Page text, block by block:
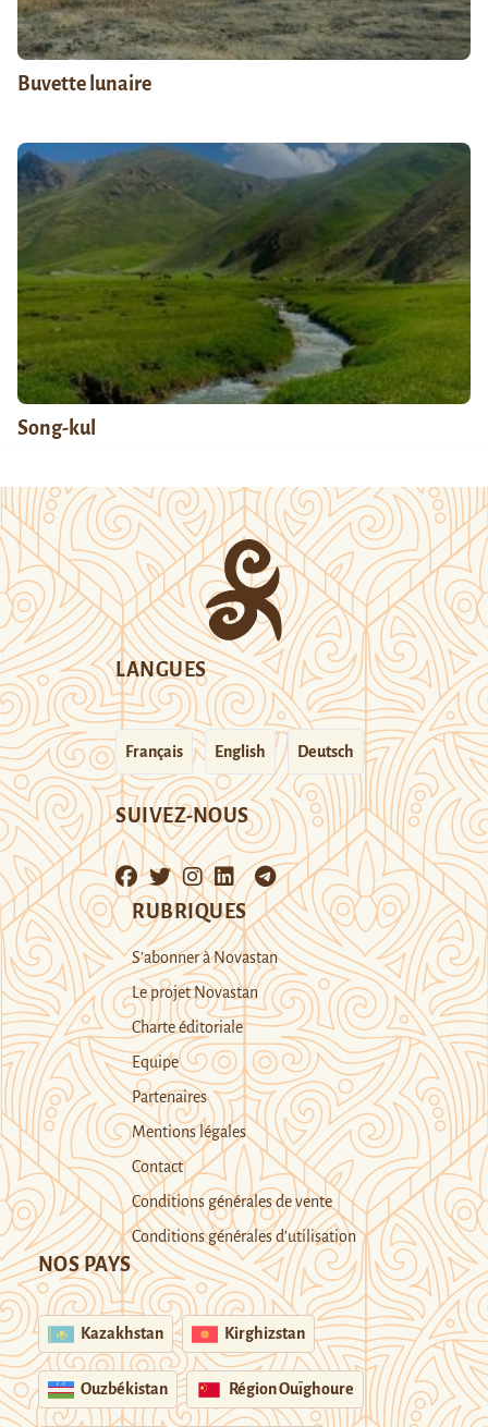
Buvette lunaire
Song-kul
LANGUES
Français English Deutsch
SUIVEZ-NOUS
RUBRIQUES
S’abonner à Novastan
Le projet Novastan
Charte éditoriale
Equipe
Partenaires
Mentions légales
Contact
Conditions générales de vente
Conditions générales d’utilisation
NOS PAYS
Kazakhstan Kirghizstan
Ouzbékistan Région Ouïghoure